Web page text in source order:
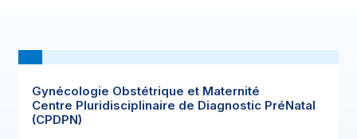
Gynécologie Obstétrique et Maternité
Centre Pluridisciplinaire de Diagnostic PréNatal
(CPDPN)